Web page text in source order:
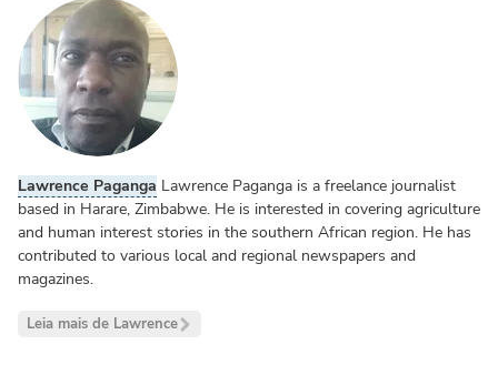
Lawrence Paganga Lawrence Paganga is a freelance journalist
based in Harare, Zimbabwe. He is interested in covering agriculture
and human interest stories in the southern African region. He has
contributed to various local and regional newspapers and
magazines.
Leia mais de Lawrence